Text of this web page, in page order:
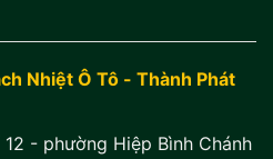
Nhiệt Ô Tô - Thành Phát
- phường Hiệp Bình Chánh